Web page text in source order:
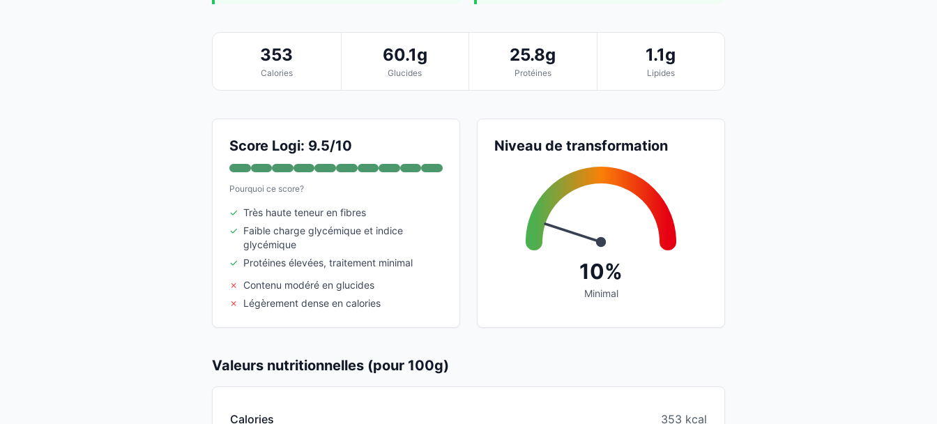
353
Calories
60.1g
Glucides
25.8g
Protéines
1.1g
Lipides
Score Logi: 9.5/10
Pourquoi ce score?
✓ Très haute teneur en fibres
✓ Faible charge glycémique et indice
glycémique
✓ Protéines élevées, traitement minimal
✗
Contenu modéré en glucides
✗
Légèrement dense en calories
Niveau de transformation
10%
Minimal
Valeurs nutritionnelles (pour 100g)
Calories 353 kcal